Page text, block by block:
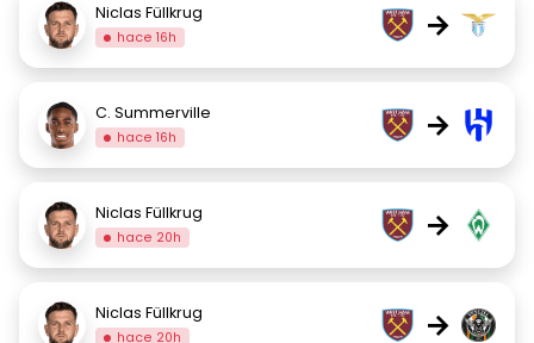
Niclas Füllkrug
hace 16h →
C. Summerville
hace 16h →
Niclas Füllkrug
hace 20h →
Niclas Füllkrug
hace 20h →